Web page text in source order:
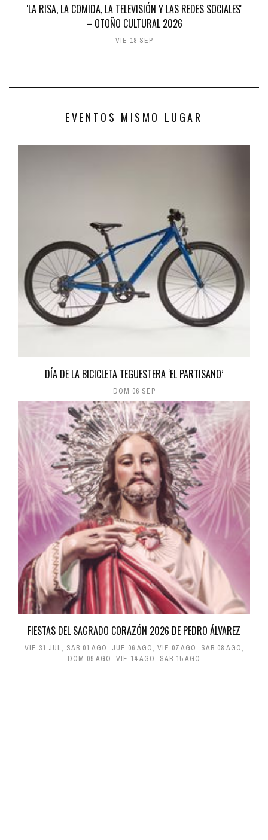
'LA RISA, LA COMIDA, LA TELEVISIÓN Y LAS REDES SOCIALES'
– OTOÑO CULTURAL 2026
VIE 18 SEP
EVENTOS MISMO LUGAR
DÍA DE LA BICICLETA TEGUESTERA ‘EL PARTISANO’
DOM 06 SEP
FIESTAS DEL SAGRADO CORAZÓN 2026 DE PEDRO ÁLVAREZ
VIE 31 JUL, SÁB 01 AGO, JUE 06 AGO, VIE 07 AGO, SÁB 08 AGO,
DOM 09 AGO, VIE 14 AGO, SÁB 15 AGO